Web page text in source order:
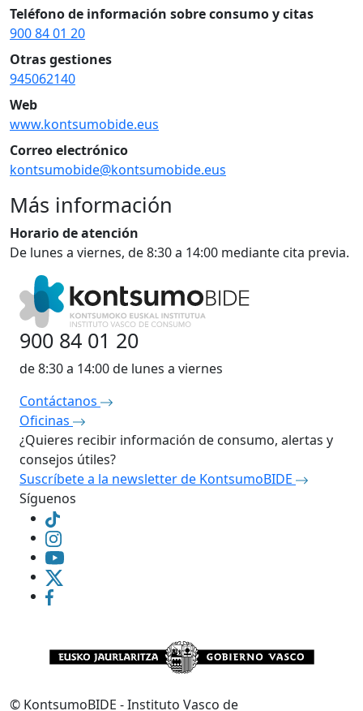
Teléfono de información sobre consumo y citas
900 84 01 20
Otras gestiones
945062140
Web
www.kontsumobide.eus
Correo electrónico
kontsumobide@kontsumobide.eus
Más información
Horario de atención
De lunes a viernes, de 8:30 a 14:00 mediante cita previa.
900 84 01 20
de 8:30 a 14:00 de lunes a viernes
Contáctanos
Oficinas
¿Quieres recibir información de consumo, alertas y
consejos útiles?
Suscríbete a la newsletter de KontsumoBIDE
Síguenos
© KontsumoBIDE - Instituto Vasco de